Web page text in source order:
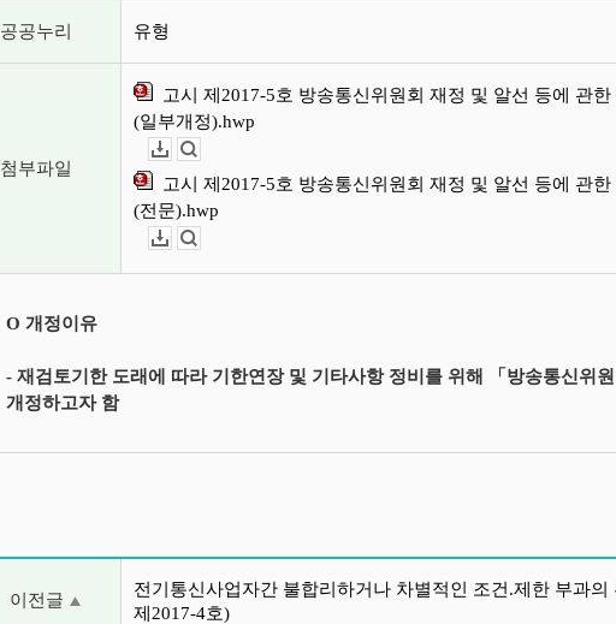
공공누리 유형
첨부파일
고시 제2017-5호 방송통신위원회 재정 및 알선 등에 관한
(일부개정).hwp
고시 제2017-5호 방송통신위원회 재정 및 알선 등에 관한
(전문).hwp
O 개정이유
- 재검토기한 도래에 따라 기한연장 및 기타사항 정비를 위해 「방송통신위
개정하고자 함
이전글
전기통신사업자간 불합리하거나 차별적인 조건.제한 부과의
제2017-4호)